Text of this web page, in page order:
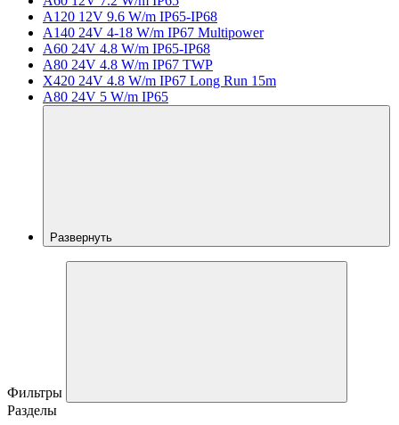
A120 12V 9.6 W/m IP65-IP68
A140 24V 4-18 W/m IP67 Multipower
A60 24V 4.8 W/m IP65-IP68
A80 24V 4.8 W/m IP67 TWP
X420 24V 4.8 W/m IP67 Long Run 15m
A80 24V 5 W/m IP65
Развернуть
Фильтры
Разделы